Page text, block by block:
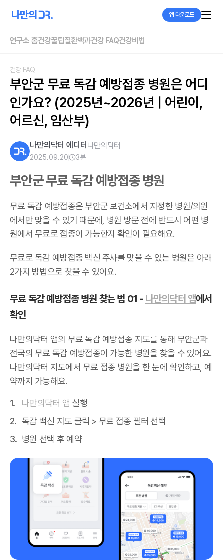
앱 다운로드
연구소 홈건강꿀팁질환백과건강 FAQ건강비법
건강 FAQ
부안군 무료 독감 예방접종 병원은 어디
인가요? (2025년~2026년 | 어린이,
어르신, 임산부)
나만의닥터 에디터 나만의닥터
2025.09.20 3분
부안군 무료 독감 예방접종 병원
무료 독감 예방접종은 부안군 보건소에서 지정한 병원/의원
에서만 맞을 수 있기 때문에, 병원 방문 전에 반드시 어떤 병
원에서 무료로 접종이 가능한지 확인이 필요해요.
무료로 독감 예방접종 백신 주사를 맞을 수 있는 병원은 아래
2가지 방법으로 찾을 수 있어요.
무료 독감 예방접종 병원 찾는 법 01 - 나만의닥터 앱에서
확인
나만의닥터 앱의 무료 독감 예방접종 지도를 통해 부안군과
전국의 무료 독감 예방접종이 가능한 병원을 찾을 수 있어요.
나만의닥터 지도에서 무료 접종 병원을 한 눈에 확인하고, 예
약까지 가능해요.
나만의닥터 앱 실행
독감 백신 지도 클릭 > 무료 접종 필터 선택
병원 선택 후 예약